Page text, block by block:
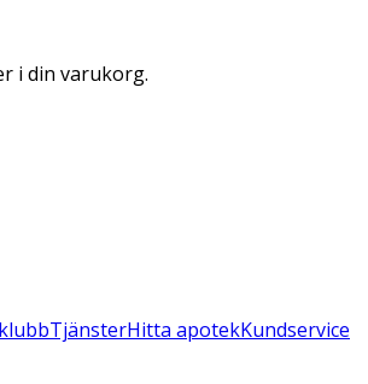
i din varukorg.
TjänsterHitta apotekKundservice